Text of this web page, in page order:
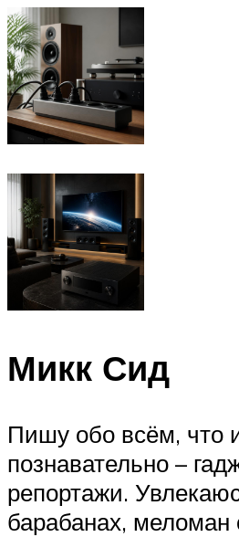
Микк Сид
Пишу обо всём, что
познавательно –
репортажи.
барабанах, меломан